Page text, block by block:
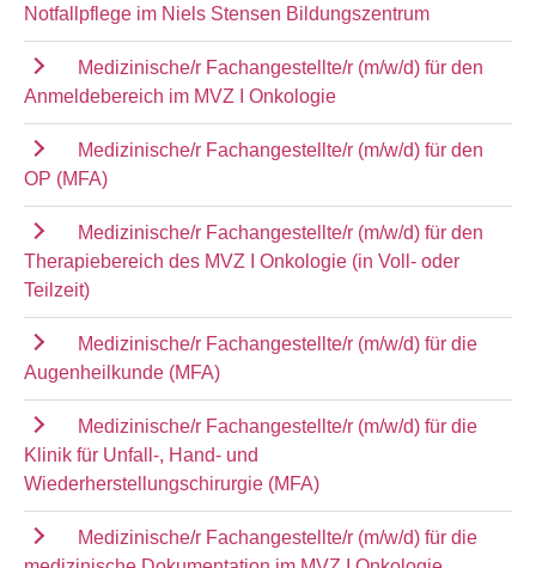
Notfallpflege im Niels Stensen Bildungszentrum
Medizinische/r Fachangestellte/r (m/w/d) für den
Anmeldebereich im MVZ I Onkologie
Medizinische/r Fachangestellte/r (m/w/d) für den
OP (MFA)
Medizinische/r Fachangestellte/r (m/w/d) für den
Therapiebereich des MVZ I Onkologie (in Voll- oder
Teilzeit)
Medizinische/r Fachangestellte/r (m/w/d) für die
Augenheilkunde (MFA)
Medizinische/r Fachangestellte/r (m/w/d) für die
Klinik für Unfall-, Hand- und
Wiederherstellungschirurgie (MFA)
Medizinische/r Fachangestellte/r (m/w/d) für die